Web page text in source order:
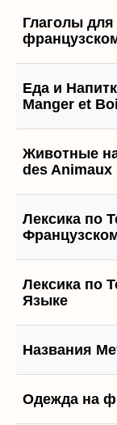
Глаголы
Еда и
Manger et
Животные
des Animaux
Лексика по
Лексика по
Языке
Названия
Одежда на